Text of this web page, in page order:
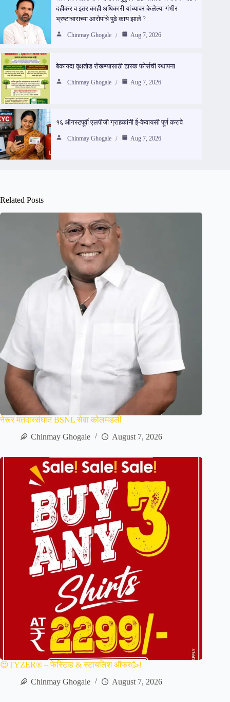
दहीकर व इतर काही अधिकारी यांच्यावर केलेल्या गंभीर
भ्रष्टाचाराच्या आरोपांचे पुढे काय झाले ?
Chinmay Ghogale Aug 7, 2026
बेकायदा वृक्षतोड रोखण्यासाठी टास्क फोर्सची स्थापना
Chinmay Ghogale Aug 7, 2026
१६ ऑगस्टपूर्वी एलपीजी ग्राहकांनी ई-केवायसी पूर्ण करावे
Chinmay Ghogale Aug 7, 2026
Related Posts
नेरूर मतदारसंघात BSNL सेवा कोलमडली
Chinmay Ghogale
August 7, 2026
😍TYZER® – फेस्टिव्ह & स्टायलिश ऑफर🥳!
Chinmay Ghogale
August 7, 2026